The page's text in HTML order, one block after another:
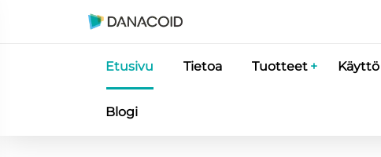
Etusivu Tietoa Tuotteet Käyttö
Blogi